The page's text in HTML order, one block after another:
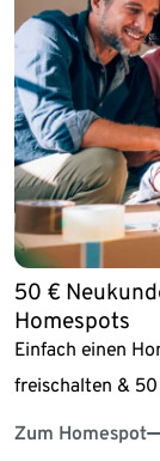
50 €
Homespots
Einfach einen
freischalten &
Zum Homespot